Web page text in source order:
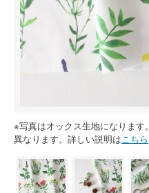
※写真はオックス生地になりま
異なります。詳しい説明はこちら